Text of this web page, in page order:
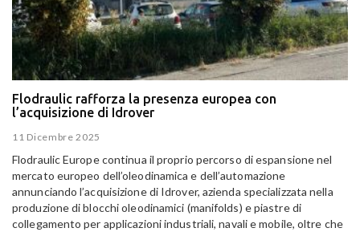
Flodraulic rafforza la presenza europea con
l’acquisizione di Idrover
11 Dicembre 2025
Flodraulic Europe continua il proprio percorso di espansione nel
mercato europeo dell’oleodinamica e dell’automazione
annunciando l’acquisizione di Idrover, azienda specializzata nella
produzione di blocchi oleodinamici (manifolds) e piastre di
collegamento per applicazioni industriali, navali e mobile, oltre che